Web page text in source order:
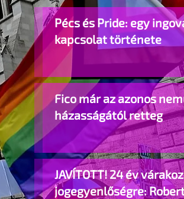
Pécs és Pride: egy
kapcsolat története
Fico már az azonos
házasságától retteg
JAVÍTOTT! 24 év
jogegyenlőségre: